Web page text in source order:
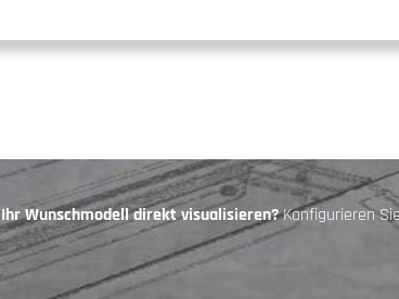
Ihr Wunschmodell direkt visualisieren?Konfigurieren